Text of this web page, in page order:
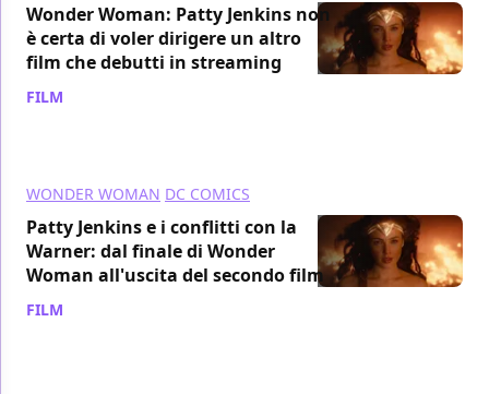
Wonder Woman: Patty Jenkins non
è certa di voler dirigere un altro
film che debutti in streaming
FILM
WONDER WOMAN DC COMICS
Patty Jenkins e i conflitti con la
Warner: dal finale di Wonder
Woman all'uscita del secondo film
FILM